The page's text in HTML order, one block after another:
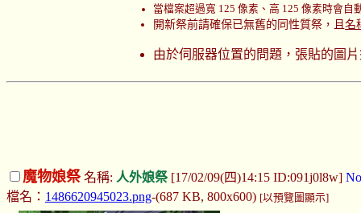
當檔案超過寬 125 像素、高 125 像素時會自
開新祭前請確保已無舊的同性質祭，且名
由於伺服器位置的問題，張貼的圖
魔物娘祭名稱: 人外娘祭[17/02/09(四)14:15 ID:091j0l8w]
檔名： 1486620945023.png-(687 KB, 800x600) [以預覽圖顯示]